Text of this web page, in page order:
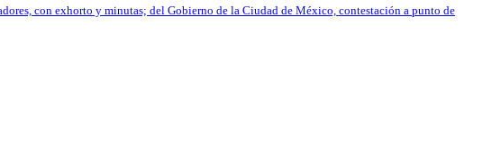
con exhorto y minutas; del Gobierno de la Ciudad de México, contestación a punto de